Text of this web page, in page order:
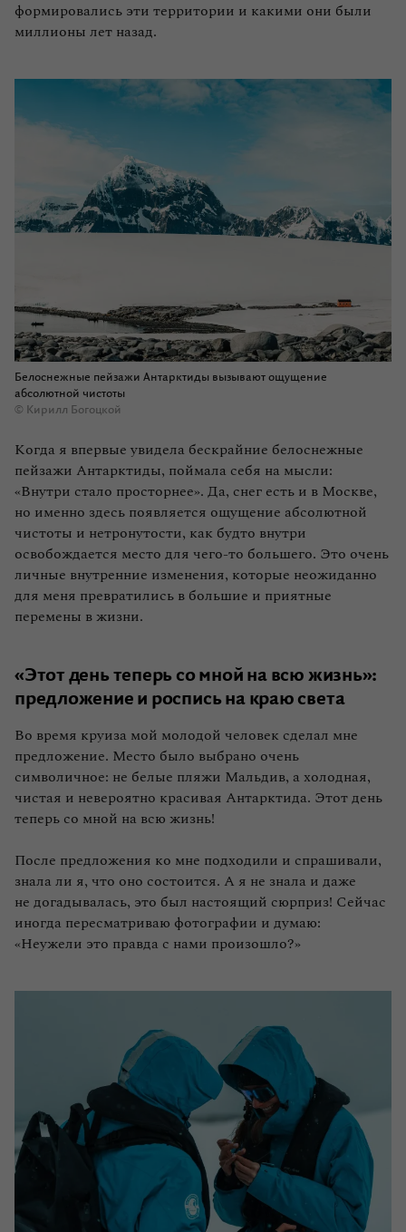
формировались эти территории и какими они были
миллионы лет назад.
Белоснежные пейзажи Антарктиды вызывают ощущение
абсолютной чистоты
© Кирилл Богоцкой
Когда я впервые увидела бескрайние белоснежные
пейзажи Антарктиды, поймала себя на мысли:
«Внутри стало просторнее». Да, снег есть и в Москве,
но именно здесь появляется ощущение абсолютной
чистоты и нетронутости, как будто внутри
освобождается место для чего‑то большего. Это очень
личные внутренние изменения, которые неожиданно
для меня превратились в большие и приятные
перемены в жизни.
«Этот день теперь со мной на всю жизнь»:
предложение и роспись на краю света
Во время круиза мой молодой человек сделал мне
предложение. Место было выбрано очень
символичное: не белые пляжи Мальдив, а холодная,
чистая и невероятно красивая Антарктида. Этот день
теперь со мной на всю жизнь!
После предложения ко мне подходили и спрашивали,
знала ли я, что оно состоится. А я не знала и даже
не догадывалась, это был настоящий сюрприз! Сейчас
иногда пересматриваю фотографии и думаю:
«Неужели это правда с нами произошло?»